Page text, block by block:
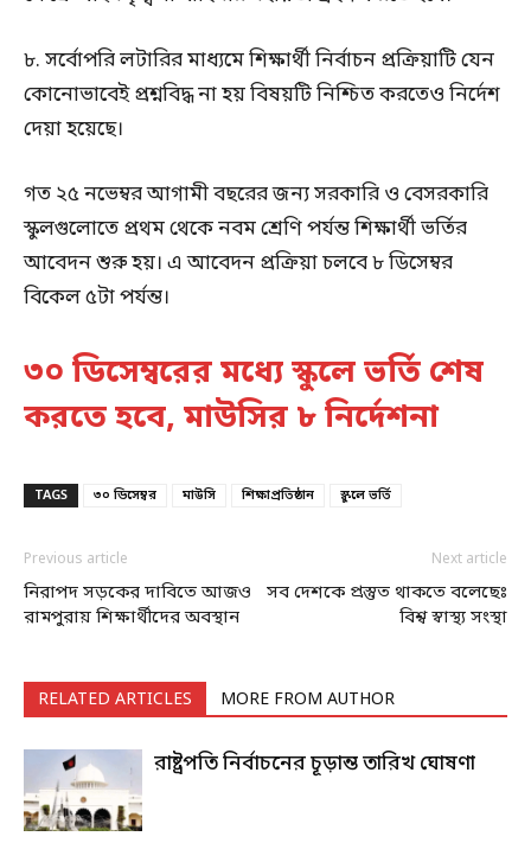
৮. সর্বোপরি লটারির মাধ্যমে শিক্ষার্থী নির্বাচন প্রক্রিয়াটি যেন
কোনোভাবেই প্রশ্নবিদ্ধ না হয় বিষয়টি নিশ্চিত করতেও নির্দেশ
দেয়া হয়েছে।
গত ২৫ নভেম্বর আগামী বছরের জন্য সরকারি ও বেসরকারি
স্কুলগুলোতে প্রথম থেকে নবম শ্রেণি পর্যন্ত শিক্ষার্থী ভর্তির
আবেদন শুরু হয়। এ আবেদন প্রক্রিয়া চলবে ৮ ডিসেম্বর
বিকেল ৫টা পর্যন্ত।
৩০ ডিসেম্বরের মধ্যে স্কুলে ভর্তি শেষ
করতে হবে, মাউসির ৮ নির্দেশনা
TAGS ৩০ ডিসেম্বর মাউসি শিক্ষাপ্রতিষ্ঠান স্কুলে ভর্তি
Previous article
নিরাপদ সড়কের দাবিতে আজও
রামপুরায় শিক্ষার্থীদের অবস্থান
Next article
সব দেশকে প্রস্তুত থাকতে বলেছেঃ
বিশ্ব স্বাস্থ্য সংস্থা
RELATED ARTICLES MORE FROM AUTHOR
রাষ্ট্রপতি নির্বাচনের চূড়ান্ত তারিখ ঘোষণা